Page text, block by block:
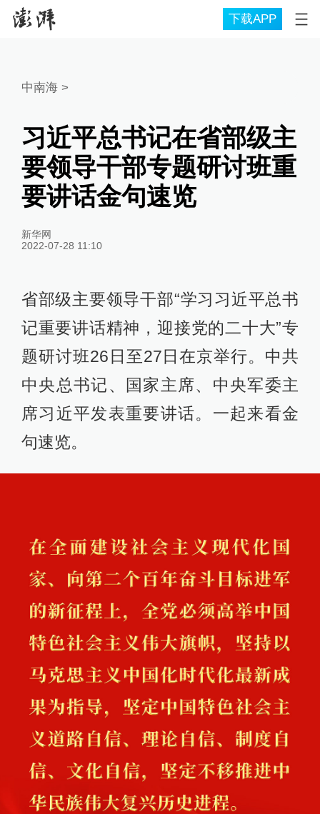
下载APP
中南海>
习近平总书记在省部级主
要领导干部专题研讨班重
要讲话金句速览
新华网
2022-07-28 11:10
省部级主要领导干部“学习习近平总书
记重要讲话精神，迎接党的二十大”专
题研讨班26日至27日在京举行。中共
中央总书记、国家主席、中央军委主
席习近平发表重要讲话。一起来看金
句速览。